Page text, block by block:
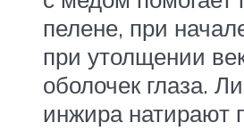
пелене, при
при утолщении
оболочек глаза.
инжира натирают